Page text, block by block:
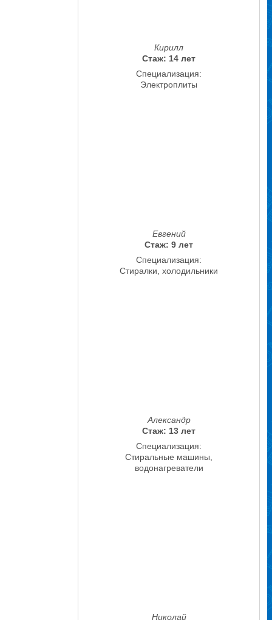
Кирилл
Стаж: 14 лет
Специализация:
Электроплиты
Евгений
Стаж: 9 лет
Специализация:
Стиралки, холодильники
Александр
Стаж: 13 лет
Специализация:
Стиральные машины,
водонагреватели
Николай